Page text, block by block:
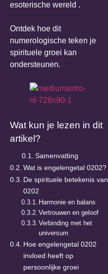
esoterische wereld .
Ontdek hoe dit
numerologische teken je
spirituele groei kan
ondersteunen.
Wat kun je lezen in dit
artikel?
Samenvatting
Wat is engelengetal 0202?
De spirituele betekenis van
0202
Harmonie en balans
Vertrouwen en geloof
Verbinding met het
universum
Hoe engelengetal 0202
invloed heeft op
persoonlijke groei